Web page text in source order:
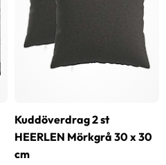
Kuddöverdrag 2 st
HEERLEN Mörkgrå 30 x 30
cm